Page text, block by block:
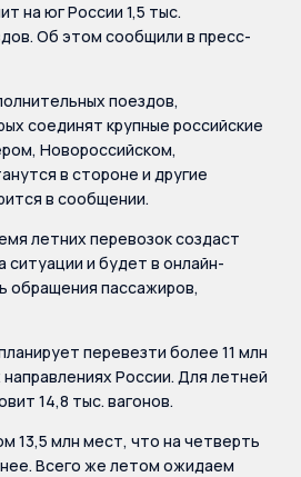
на юг России 1,5 тыс.
Об этом сообщили в пресс-
поездов,
соединят крупные российские
Новороссийском,
в стороне и другие
в сообщении.
летних перевозок создаст
ситуации и будет в онлайн-
обращения пассажиров,
перевезти более 11 млн
России. Для летней
14,8 тыс. вагонов.
13,5 млн мест, что на четверть
Всего же летом ожидаем